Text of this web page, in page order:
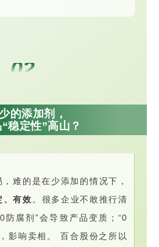
02
的添加剂，
稳定性”高山？
难的是在少添加的情况下，
、有效。很多企业不敢推行清
防腐剂”会导致产品变质；“0
影响卖相。 百合股份之所以